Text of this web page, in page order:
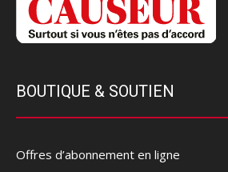
BOUTIQUE & SOUTIEN
Offres d’abonnement en ligne